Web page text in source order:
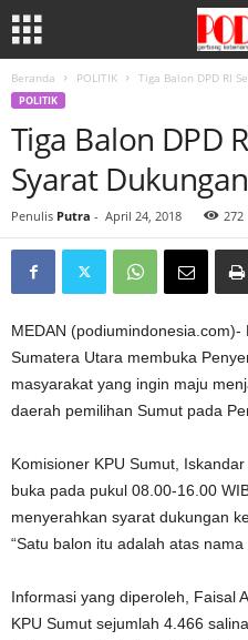
Beranda POLITIK Tiga Balon DPD RI
POLITIK
Tiga Balon DPD
Syarat Dukungan
Penulis Putra - April 24, 2018 272
MEDAN
Sumatera Utara membuka
masyarakat yang ingin maju
daerah pemilihan Sumut pada
Komisioner KPU Sumut,
buka pada pukul 08.00-16.00
menyerahkan syarat dukungan
“Satu balon itu adalah atas nama
Informasi yang diperoleh, Faisal
KPU Sumut sejumlah 4.466